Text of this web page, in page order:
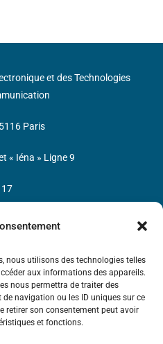
nous utilisons des technologies telles
aux informations des appareils.
nous permettra de traiter des
navigation ou les ID uniques sur ce
retirer son consentement peut avoir
et fonctions.
d’André-
et des Technologies
Paris
« Iéna » Ligne 9
17
APE : 9412Z TVA intra-
232